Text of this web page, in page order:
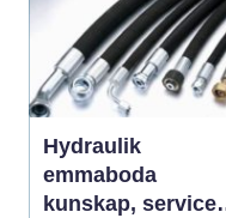
Hydraulik
emmaboda
kunskap, service